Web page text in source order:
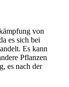
von
es sich bei
Es kann
Pflanzen
es nach der